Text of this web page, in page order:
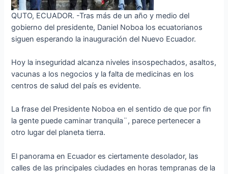
QUTO, ECUADOR. -Tras más de un año y medio del
gobierno del presidente, Daniel Noboa los ecuatorianos
siguen esperando la inauguración del Nuevo Ecuador.
Hoy la inseguridad alcanza niveles insospechados, asaltos,
vacunas a los negocios y la falta de medicinas en los
centros de salud del país es evidente.
La frase del Presidente Noboa en el sentido de que por fin
la gente puede caminar tranquila¨, parece pertenecer a
otro lugar del planeta tierra.
El panorama en Ecuador es ciertamente desolador, las
calles de las principales ciudades en horas tempranas de la